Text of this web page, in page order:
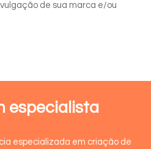
de sua marca e/ou
especialista
especializada em criação de